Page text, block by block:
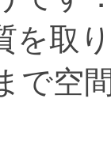
を取
で空